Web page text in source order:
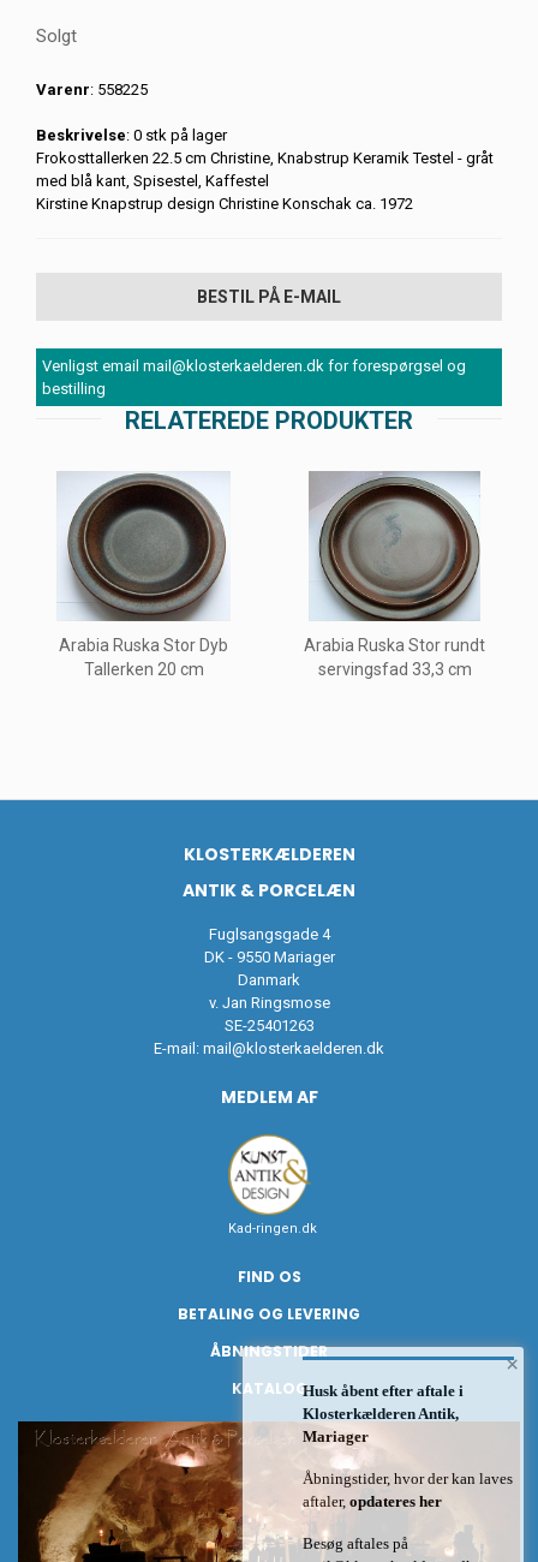
Solgt
Varenr: 558225
Beskrivelse: 0 stk på lager
Frokosttallerken 22.5 cm Christine, Knabstrup Keramik Testel - gråt
med blå kant, Spisestel, Kaffestel
Kirstine Knapstrup design Christine Konschak ca. 1972
BESTIL PÅ E-MAIL
Venligst email mail@klosterkaelderen.dk for forespørgsel og
bestilling
RELATEREDE PRODUKTER
Arabia Ruska Stor Dyb
Tallerken 20 cm
Arabia Ruska Stor rundt
servingsfad 33,3 cm
KLOSTERKÆLDEREN
ANTIK & PORCELÆN
Fuglsangsgade 4
DK - 9550 Mariager
Danmark
v. Jan Ringsmose
SE-25401263
E-mail: mail@klosterkaelderen.dk
MEDLEM AF
Kad-ringen.dk
FIND OS
BETALING OG LEVERING
ÅBNINGSTIDER
KATALOG
×
Husk åbent efter aftale i
Klosterkælderen Antik,
Mariager
Åbningstider, hvor der kan laves
aftaler, opdateres her
Besøg aftales på